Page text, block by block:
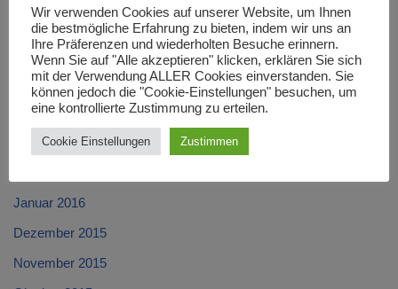
Juli 2016
Juni 2016
Mai 2016
April 2016
März 2016
Januar 2016
Dezember 2015
November 2015
Wir verwenden Cookies auf unserer Website, um Ihnen
die bestmögliche Erfahrung zu bieten, indem wir uns an
Ihre Präferenzen und wiederholten Besuche erinnern.
Wenn Sie auf "Alle akzeptieren" klicken, erklären Sie sich
mit der Verwendung ALLER Cookies einverstanden. Sie
können jedoch die "Cookie-Einstellungen" besuchen, um
eine kontrollierte Zustimmung zu erteilen.
Cookie Einstellungen Zustimmen